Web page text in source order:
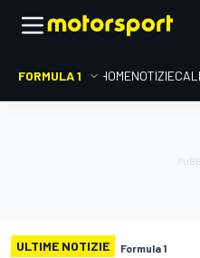
FORMULA 1 HOMENOTIZIE
ULTIME NOTIZIE Formula 1